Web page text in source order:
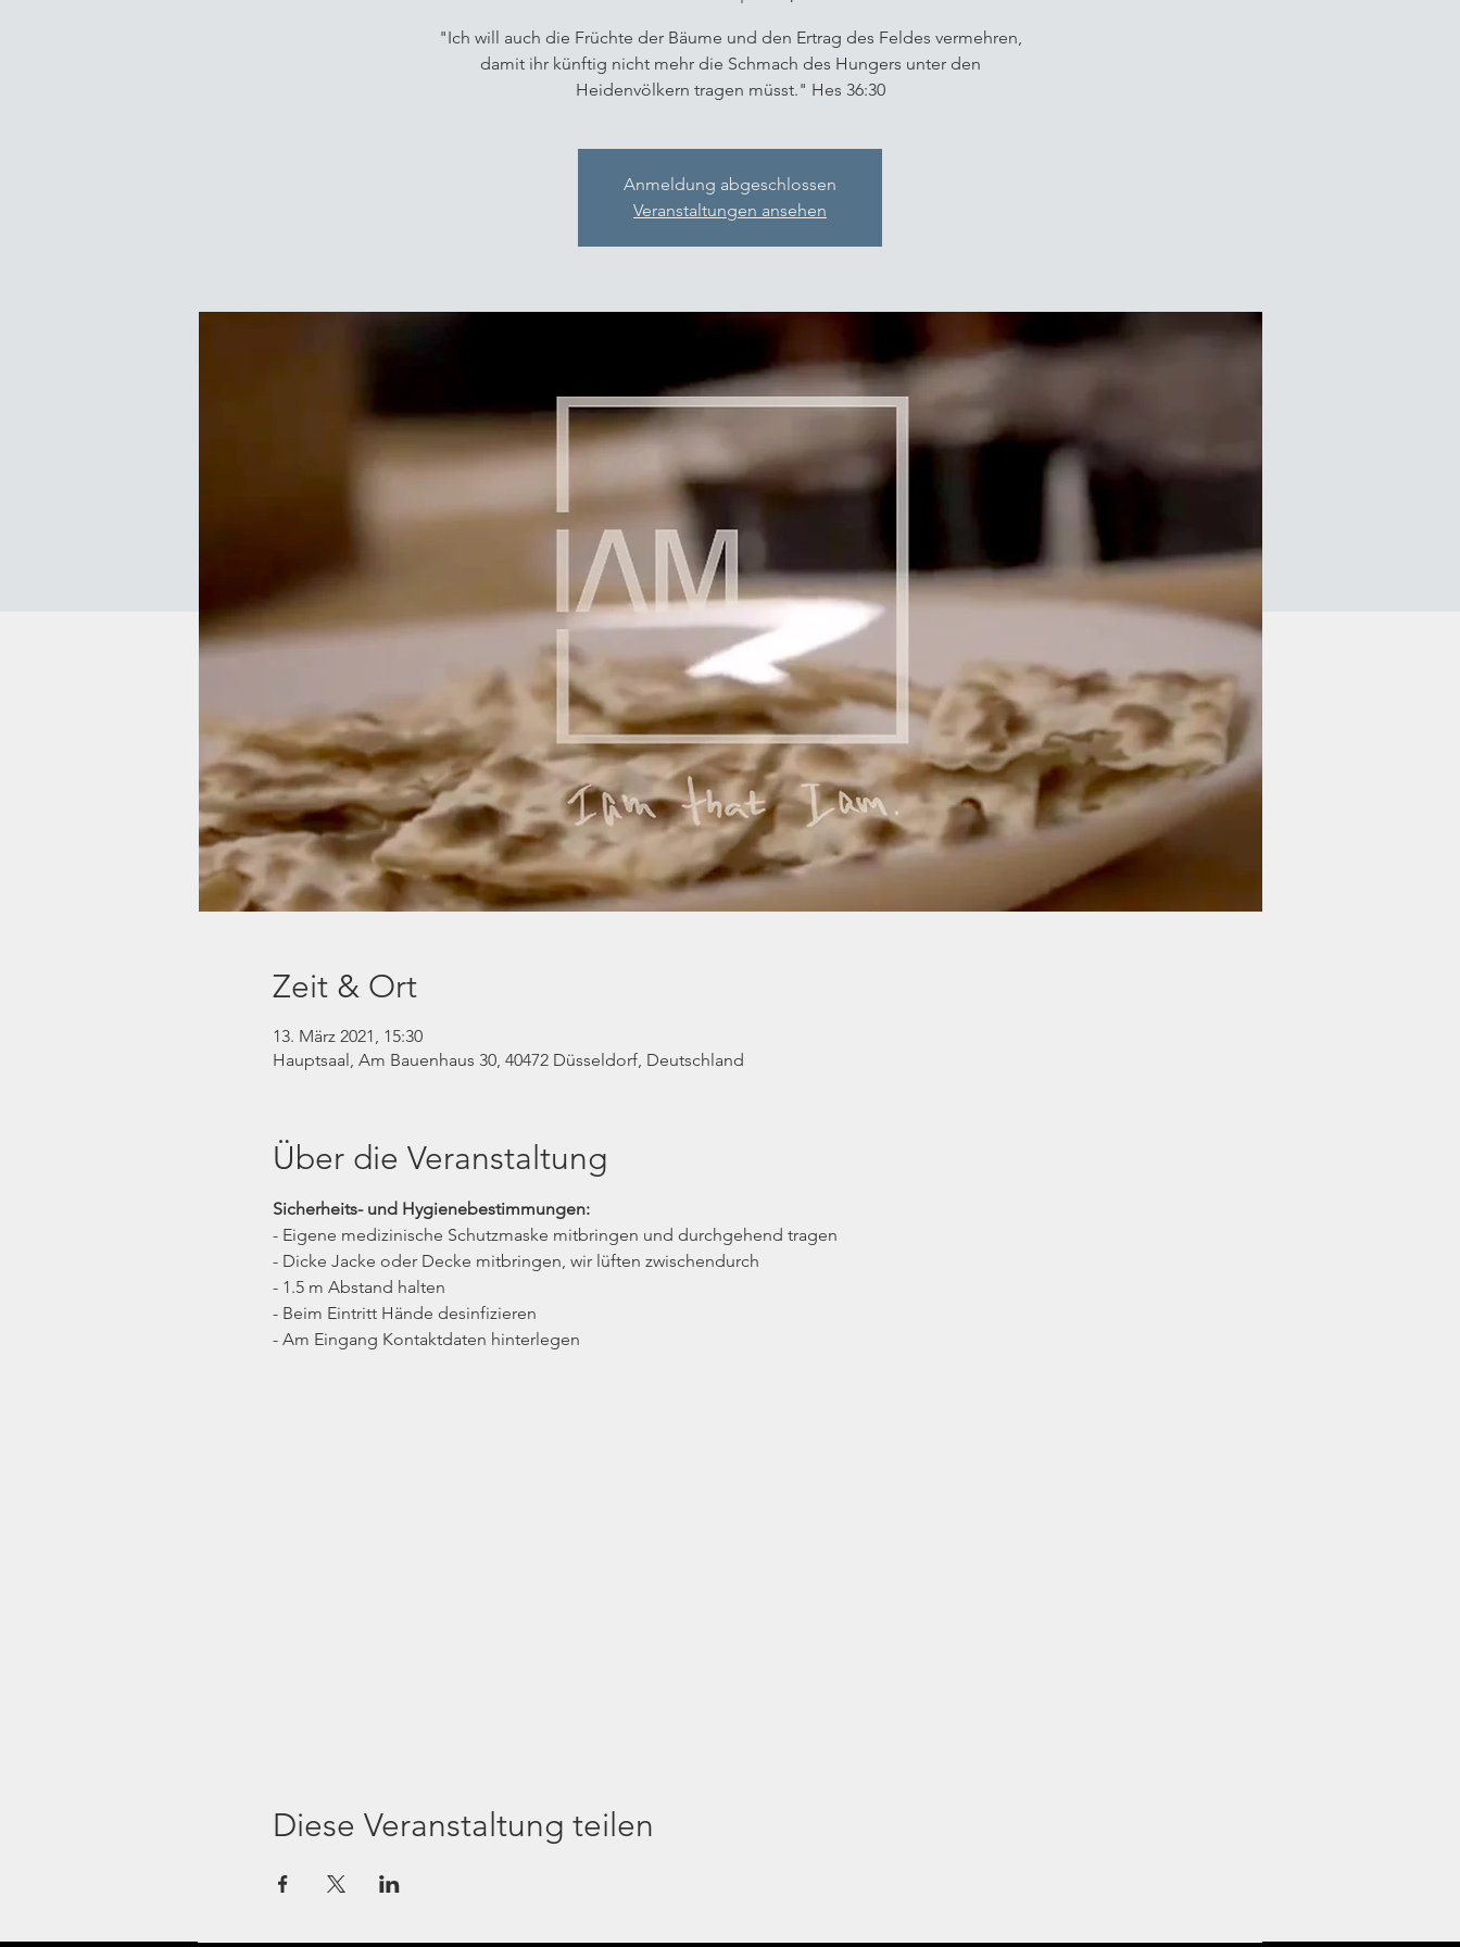
"Ich will auch die Früchte der Bäume und den Ertrag des Feldes vermehren,
damit ihr künftig nicht mehr die Schmach des Hungers unter den
Heidenvölkern tragen müsst." Hes 36:30
Anmeldung abgeschlossen
Veranstaltungen ansehen
Zeit & Ort
13. März 2021, 15:30
Hauptsaal, Am Bauenhaus 30, 40472 Düsseldorf, Deutschland
Über die Veranstaltung
Sicherheits- und Hygienebestimmungen:
- Eigene medizinische Schutzmaske mitbringen und durchgehend tragen
- Dicke Jacke oder Decke mitbringen, wir lüften zwischendurch
- 1.5 m Abstand halten
- Beim Eintritt Hände desinfizieren
- Am Eingang Kontaktdaten hinterlegen
Diese Veranstaltung teilen